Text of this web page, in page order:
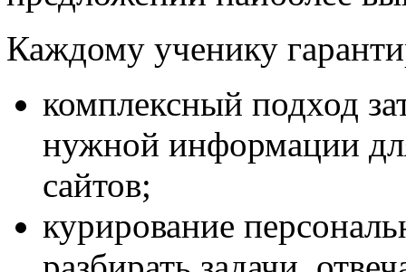
Каждому ученику
комплексный подход
нужной информации
сайтов;
курирование